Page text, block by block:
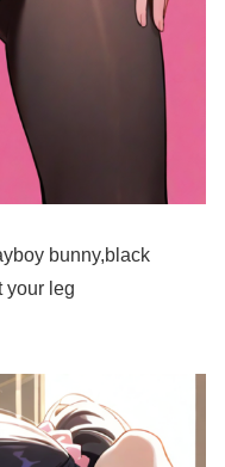
bunny,black
your leg